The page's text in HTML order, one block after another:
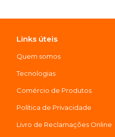
Links úteis
Quem somos
Tecnologias
Comércio de Produtos
Política de Privacidade
Livro de Reclamações Online